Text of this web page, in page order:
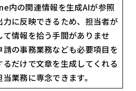
内の関連情報を生成AIが参照
力に反映できるため、担当者が
て情報を拾う手間がありませ
請の事務業務なども必要項目を
るだけで文章を生成してくれる
当業務に専念できます。